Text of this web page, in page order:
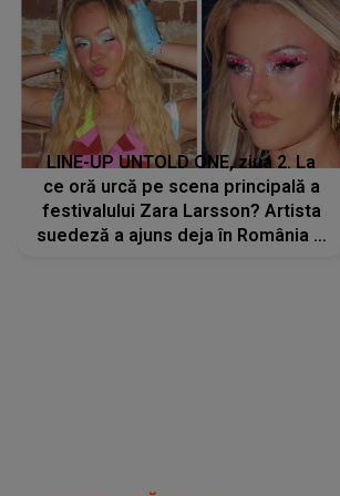
festivalului Zara Larsson? Artista
suedeză a ajuns deja în România și
s-a filmat din camera de hotel